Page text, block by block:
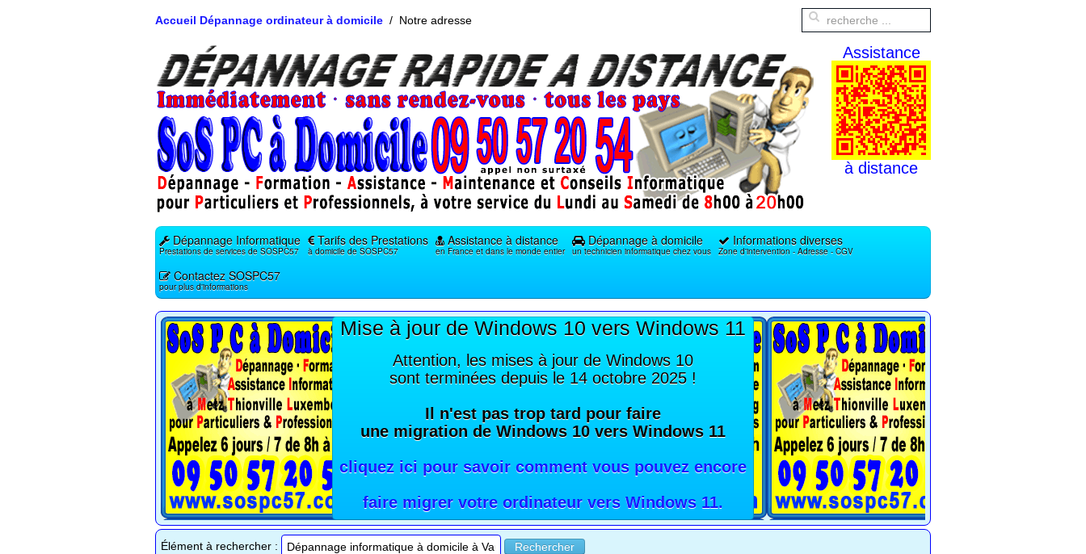
Accueil Dépannage ordinateur à domicile Notre adresse
Assistance
à distance
Dépannage Informatique
Prestations de services de SOSPC57
Tarifs des Prestations
à domicile de SOSPC57
Assistance à distance
en France et dans le monde entier
Dépannage à domicile
un technicien informatique chez vous
Informations diverses
Zone d'intervention - Adresse - CGV
Contactez SOSPC57
pour plus d'informations
Mise à jour de Windows 10 vers Windows 11
Attention, les mises à jour de Windows 10
sont terminées depuis le 14 octobre 2025 !
Il n'est pas trop tard pour faire
une migration de Windows 10 vers Windows 11
cliquez ici pour savoir comment vous pouvez encore
faire migrer votre ordinateur vers Windows 11.
Élément à rechercher : Rechercher